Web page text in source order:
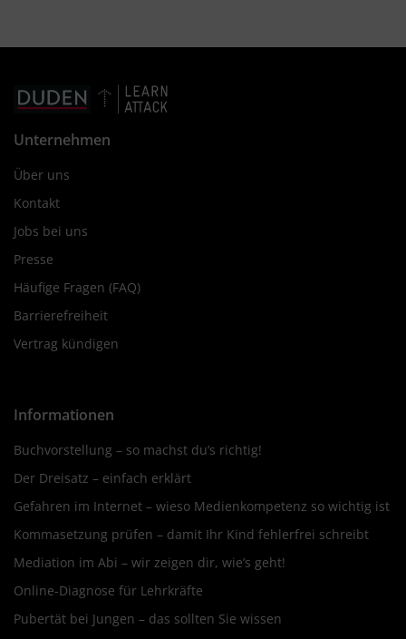
Unternehmen
Über uns
Kontakt
Jobs bei uns
Presse
Häufige Fragen (FAQ)
Barrierefreiheit
Vertrag kündigen
Informationen
Buchvorstellung – so machst du’s richtig!
Der Dreisatz – einfach erklärt
Gefahren im Internet – wieso Medienkompetenz so wichtig ist
Kommasetzung prüfen – damit Ihr Kind fehlerfrei schreibt
Mediation im Abi – wir zeigen dir, wie’s geht!
Online-Diagnose für Lehrkräfte
Pubertät bei Jungen – das sollten Sie wissen